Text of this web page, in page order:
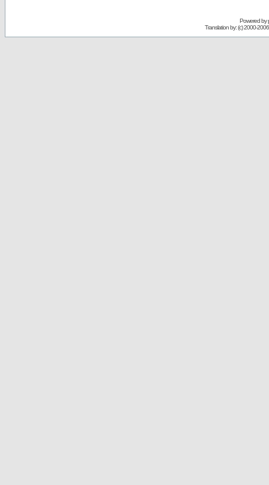
Powered by
Translation by: (c) 2000-